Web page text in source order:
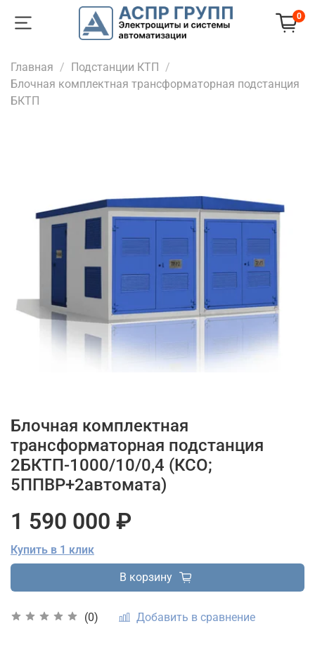
0
Главная
Подстанции КТП
Блочная комплектная трансформаторная подстанция
БКТП
Блочная комплектная
трансформаторная подстанция
2БКТП-1000/10/0,4 (КСО;
5ППВР+2автомата)
(0) Добавить в сравнение
1 590 000 ₽
Купить в 1 клик
В корзину